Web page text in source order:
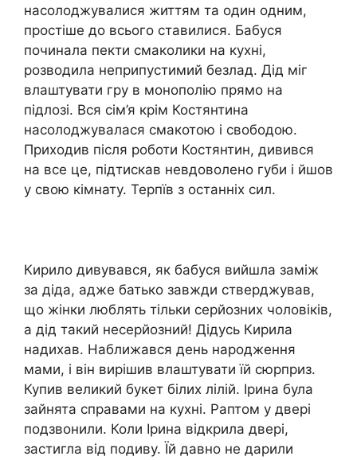
насолоджувалися життям та один одним,
простіше до всього ставилися. Бабуся
починала пекти смаколики на кухні,
розводила неприпустимий безлад. Дід міг
влаштувати гру в монополію прямо на
підлозі. Вся сім’я крім Костянтина
насолоджувалася смакотою і свободою.
Приходив після роботи Костянтин, дивився
на все це, підтискав невдоволено губи і йшов
у свою кімнату. Терпїв з останніх сил.
Кирило дивувався, як бабуся вийшла заміж
за діда, адже батько завжди стверджував,
що жінки люблять тільки серйозних чоловіків,
а дід такий несерйозний! Дідусь Кирила
надихав. Наближався день народження
мами, і він вирішив влаштувати їй сюрприз.
Купив великий букет білих лілій. Ірина була
зайнята справами на кухні. Раптом у двері
подзвонили. Коли Ірина відкрила двері,
застигла від подиву. Їй давно не дарили